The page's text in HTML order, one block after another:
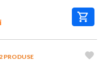
PRODUSE